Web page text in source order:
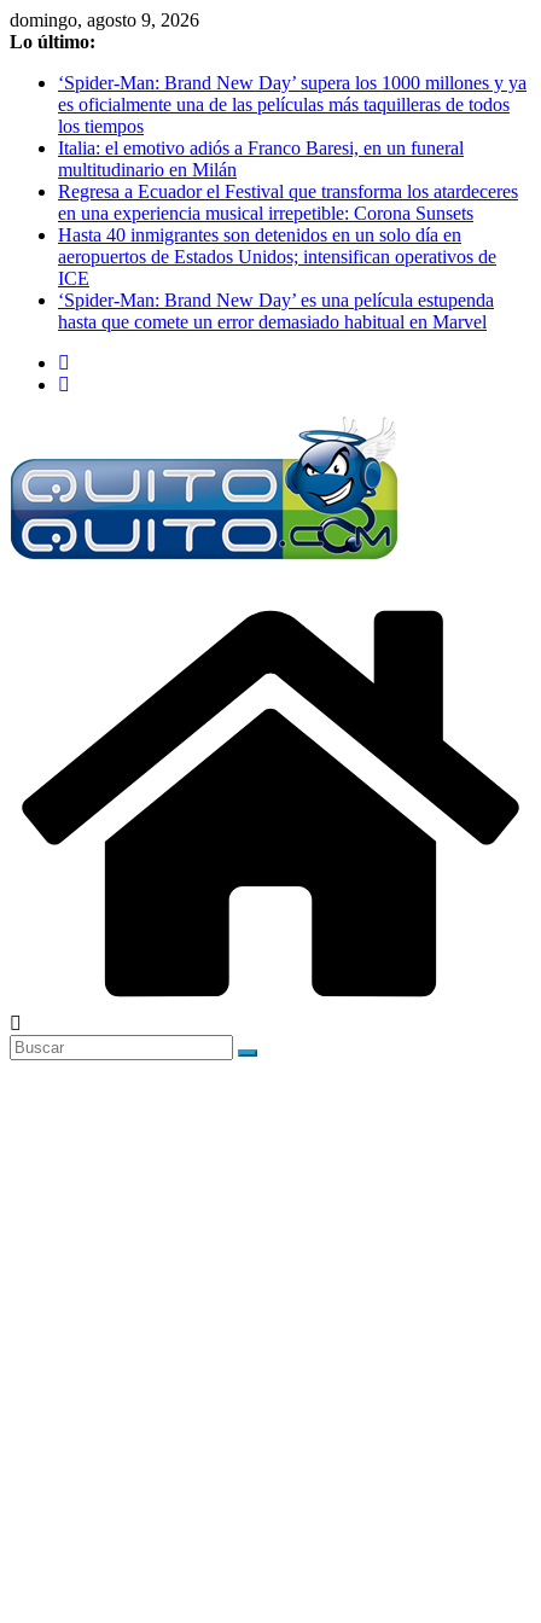
Saltar
al
domingo, agosto 9, 2026
Lo último:
‘Spider-Man: Brand New Day’ supera los 1000 millones y ya
es oficialmente una de las películas más taquilleras de todos
los tiempos
Italia: el emotivo adiós a Franco Baresi, en un funeral
multitudinario en Milán
Regresa a Ecuador el Festival que transforma los atardeceres
en una experiencia musical irrepetible: Corona Sunsets
Hasta 40 inmigrantes son detenidos en un solo día en
aeropuertos de Estados Unidos; intensifican operativos de
ICE
‘Spider-Man: Brand New Day’ es una película estupenda
hasta que comete un error demasiado habitual en Marvel